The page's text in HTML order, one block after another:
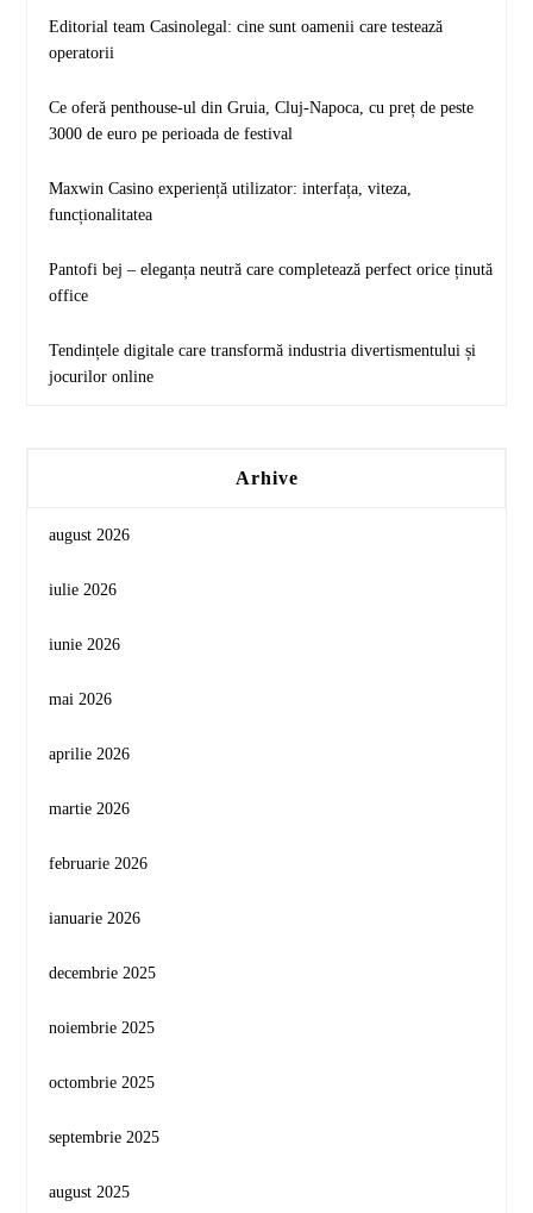
Editorial team Casinolegal: cine sunt oamenii care testează
operatorii
Ce oferă penthouse-ul din Gruia, Cluj-Napoca, cu preț de peste
3000 de euro pe perioada de festival
Maxwin Casino experiență utilizator: interfața, viteza,
funcționalitatea
Pantofi bej – eleganța neutră care completează perfect orice ținută
office
Tendințele digitale care transformă industria divertismentului și
jocurilor online
Arhive
august 2026
iulie 2026
iunie 2026
mai 2026
aprilie 2026
martie 2026
februarie 2026
ianuarie 2026
decembrie 2025
noiembrie 2025
octombrie 2025
septembrie 2025
august 2025